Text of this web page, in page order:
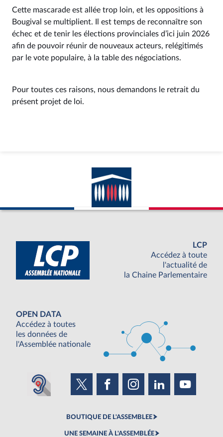
Cette mascarade est allée trop loin, et les oppositions à
Bougival se multiplient. Il est temps de reconnaître son
échec et de tenir les élections provinciales d’ici juin 2026
afin de pouvoir réunir de nouveaux acteurs, relégitimés
par le vote populaire, à la table des négociations.
Pour toutes ces raisons, nous demandons le retrait du
présent projet de loi.
LCP
Accédez à toute
l'actualité de
la Chaine Parlementaire
OPEN DATA
Accédez à toutes
les données de
l'Assemblée nationale
BOUTIQUE DE L'ASSEMBLEE
UNE SEMAINE À L'ASSEMBLÉE